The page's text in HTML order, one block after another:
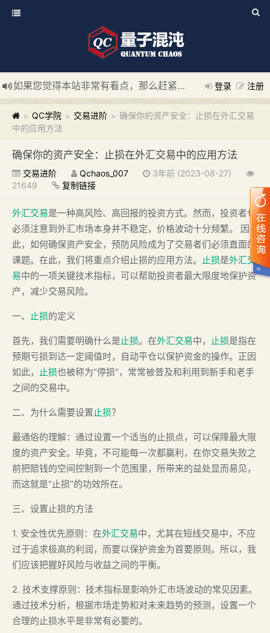
登录 注册
如果您觉得本站非常有看点，那么赶紧使用Ctrl+D 收藏我们吧
新添加量子混沌系统板块，欢迎大家访问！
---“量子混沌系
> QC学院 > 交易进阶 > 确保你的资产安全：止损在外汇交易
中的应用方法
确保你的资产安全：止损在外汇交易中的应用方法
交易进阶 Qchaos_007
3年前 (2023-08-27)
21649
复制链接
外汇交易是一种高风险、高回报的投资方式。然而，投资者也
必须注意到外汇市场本身并不稳定，价格波动十分频繁。 因
此，如何确保资产安全，预防风险成为了交易者们必须直面的
课题。在此，我们将重点介绍止损的应用方法。 止损是外汇交
易中的一项关键技术指标，可以帮助投资者最大限度地保护资
产，减少交易风险。
一、 止损的定义
首先，我们需要明确什么是止损。在外汇交易中， 止损是指在
预期亏损到达一定阈值时，自动平仓以保护资金的操作。正因
如此， 止损也被称为“停损”，常常被普及和利用到新手和老手
之间的交易中。
二、为什么需要设置止损？
最通俗的理解：通过设置一个适当的止损点，可以保障最大限
度的资产安全。毕竟，不可能每一次都赢利，在你交易失败之
前把赔钱的空间控制到一个范围里，所带来的益处显而易见，
而这就是“止损”的功效所在。
三、设置止损的方法
1. 安全性优先原则：在外汇交易中，尤其在短线交易中，不应
过于追求极高的利润，而要以保护资金为首要原则。所以，我
们应该把握好风险与收益之间的平衡。
2. 技术支撑原则：技术指标是影响外汇市场波动的常见因素。
通过技术分析，根据市场走势和对未来趋势的预测，设置一个
合理的止损水平是非常有必要的。